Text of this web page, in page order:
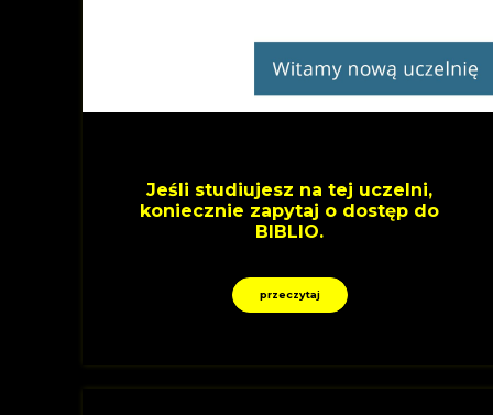
Jeśli studiujesz na tej uczelni,
koniecznie zapytaj o dostęp do
BIBLIO.
przeczytaj